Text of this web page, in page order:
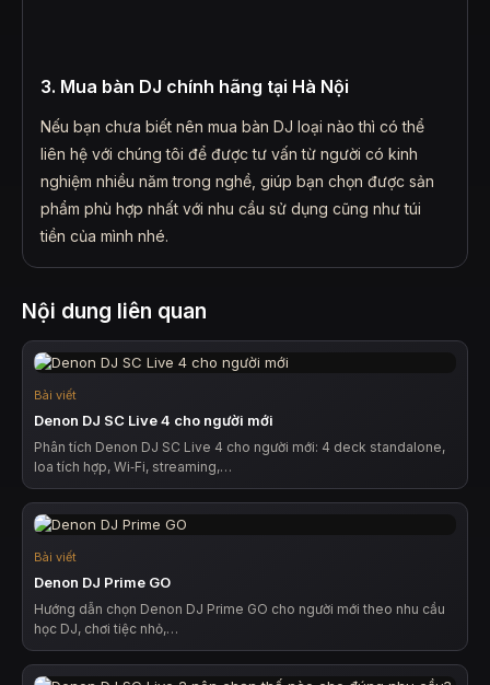
3. Mua bàn DJ chính hãng tại Hà Nội
Nếu bạn chưa biết nên mua bàn DJ loại nào thì có thể
liên hệ với chúng tôi để được tư vấn từ người có kinh
nghiệm nhiều năm trong nghề, giúp bạn chọn được sản
phẩm phù hợp nhất với nhu cầu sử dụng cũng như túi
tiền của mình nhé.
Nội dung liên quan
Bài viết
Denon DJ SC Live 4 cho người mới
Phân tích Denon DJ SC Live 4 cho người mới: 4 deck standalone,
loa tích hợp, Wi‑Fi, streaming,…
Bài viết
Denon DJ Prime GO
Hướng dẫn chọn Denon DJ Prime GO cho người mới theo nhu cầu
học DJ, chơi tiệc nhỏ,…